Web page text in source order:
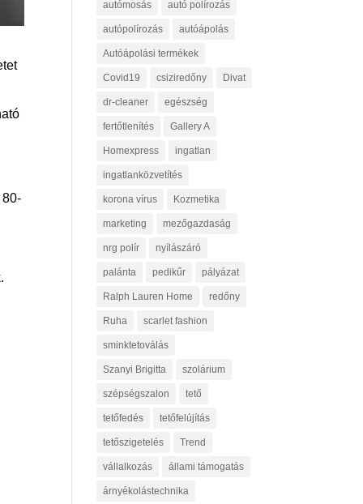
80-
autómosás autó polírozás
autópolírozás autóápolás
Autóápolási termékek
Covid19 csiziredőny Divat
dr-cleaner egészség
fertőtlenítés Gallery A
Homexpress ingatlan
ingatlanközvetítés
korona vírus Kozmetika
marketing mezőgazdaság
nrg polír nyílászáró
palánta pedikűr pályázat
Ralph Lauren Home redőny
Ruha scarlet fashion
sminktetoválás
Szanyi Brigitta szolárium
szépségszalon tető
tetőfedés tetőfelújítás
tetőszigetelés Trend
vállalkozás állami támogatás
árnyékolástechnika